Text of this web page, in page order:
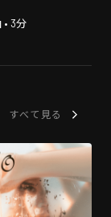
• 3分
すべて見る